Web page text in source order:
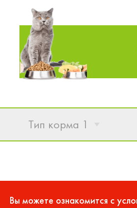
Тип корма 1
Вы можете ознакомится с